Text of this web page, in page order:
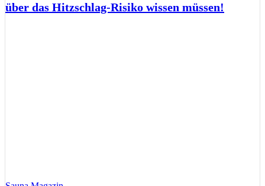
über das Hitzschlag-Risiko wissen müssen!